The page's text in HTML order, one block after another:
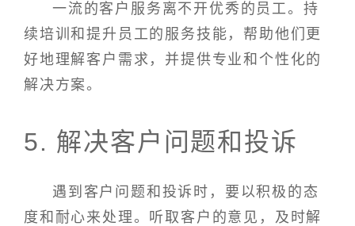
一流的客户服务离不开优秀的员工。持
续培训和提升员工的服务技能，帮助他们更
好地理解客户需求，并提供专业和个性化的
解决方案。
5. 解决客户问题和投诉
遇到客户问题和投诉时，要以积极的态
度和耐心来处理。听取客户的意见，及时解